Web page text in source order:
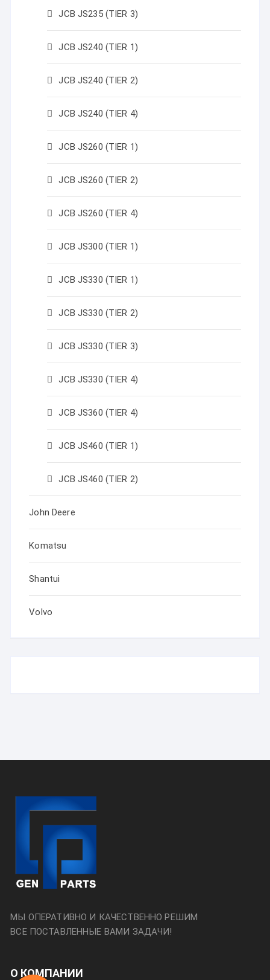
JCB JS235 (TIER 3)
JCB JS240 (TIER 1)
JCB JS240 (TIER 2)
JCB JS240 (TIER 4)
JCB JS260 (TIER 1)
JCB JS260 (TIER 2)
JCB JS260 (TIER 4)
JCB JS300 (TIER 1)
JCB JS330 (TIER 1)
JCB JS330 (TIER 2)
JCB JS330 (TIER 3)
JCB JS330 (TIER 4)
JCB JS360 (TIER 4)
JCB JS460 (TIER 1)
JCB JS460 (TIER 2)
John Deere
Komatsu
Shantui
Volvo
МЫ ОПЕРАТИВНО И КАЧЕСТВЕННО РЕШИМ
ВСЕ ПОСТАВЛЕННЫЕ ВАМИ ЗАДАЧИ!
О КОМПАНИИ